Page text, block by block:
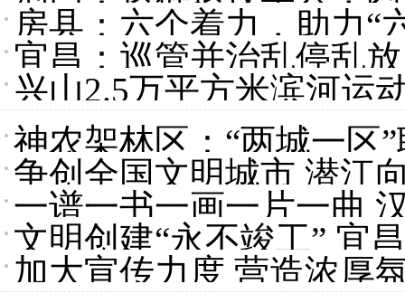
房县：六个着力，助力“
宜昌：巡管并治乱停乱
兴山2.5万平方米滨河运
神农架林区：“两城一区
争创全国文明城市 潜江
一谱一书一画一片一曲
文明创建“永不竣工” 宜
加大宣传力度 营造浓厚